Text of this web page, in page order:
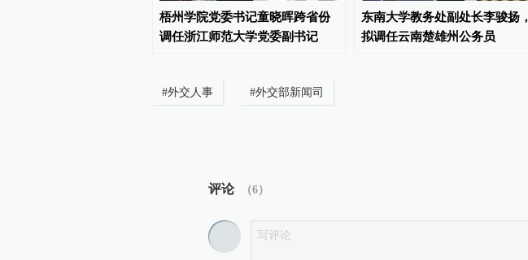
梧州学院党委书记童晓晖跨省份
调任浙江师范大学党委副书记
东南大学教务处副处长李骏扬，
拟调任云南楚雄州公务员
#外交人事 #外交部新闻司
评论 （6）